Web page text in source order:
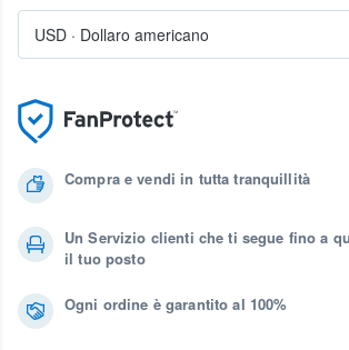
Compra e vendi in tutta tranquillità
Un Servizio clienti che ti segue fino a
il tuo posto
Ogni ordine è garantito al 100%
USD · Dollaro americano